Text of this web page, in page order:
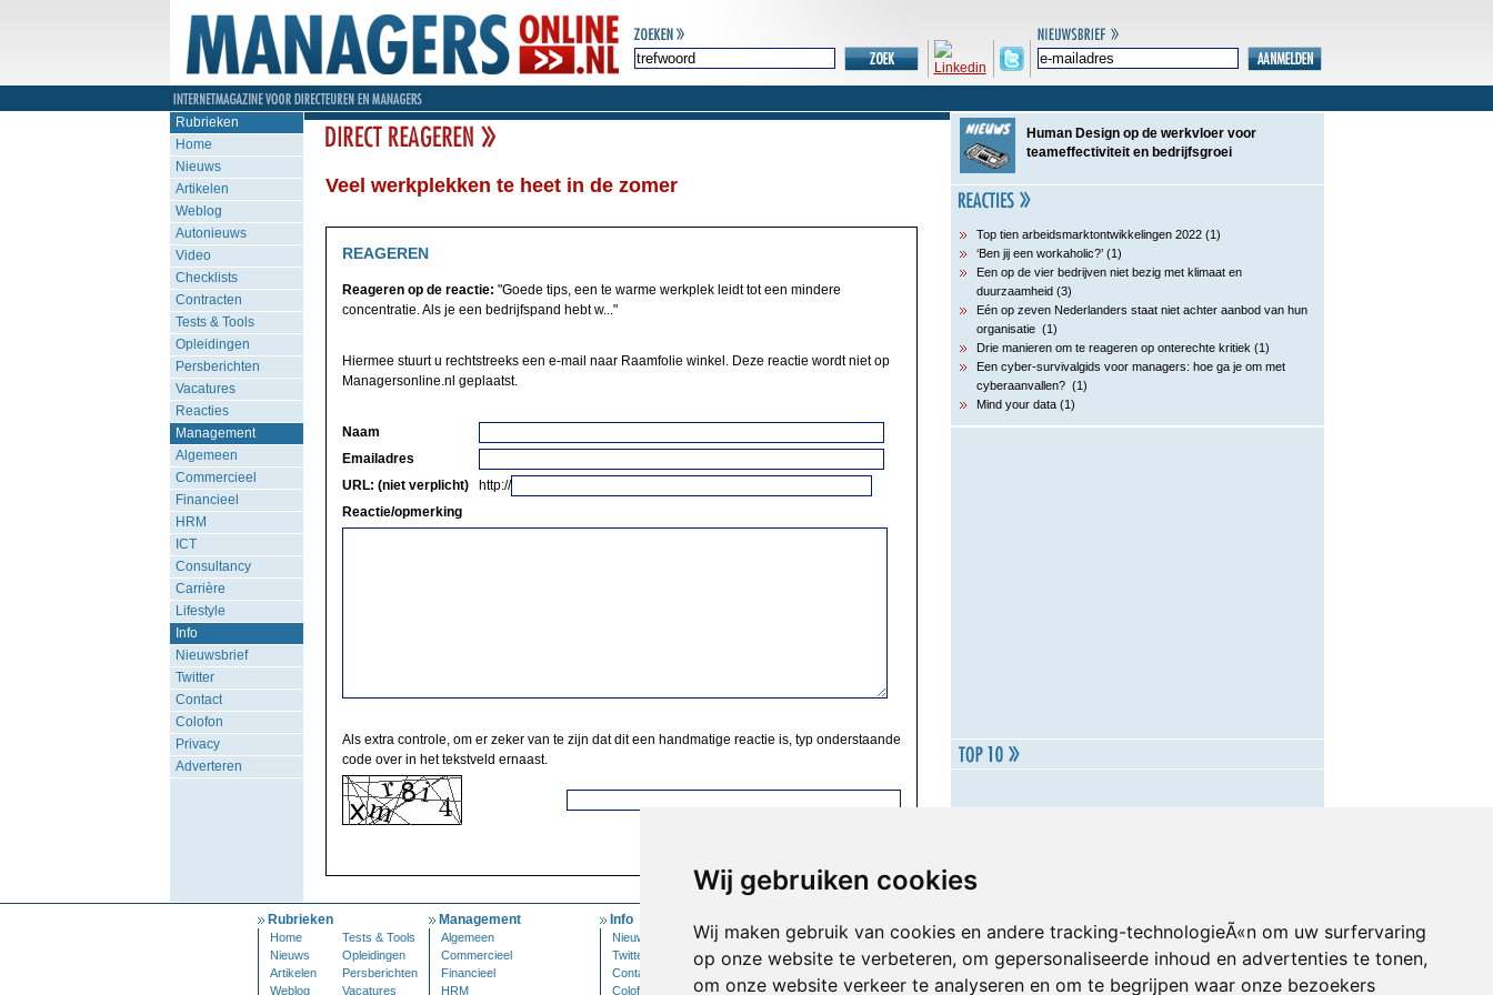
Wij gebruiken cookies
Wij maken gebruik van cookies en andere tracking-technologieÃ«n om uw surfervaring
op onze website te verbeteren, om gepersonaliseerde inhoud en advertenties te tonen,
om onze website verkeer te analyseren en om te begrijpen waar onze bezoekers
Rubrieken
Home
Nieuws
Artikelen
Weblog
Autonieuws
Video
Checklists
Contracten
Tests & Tools
Opleidingen
Persberichten
Vacatures
Reacties
Management
Algemeen
Commercieel
Financieel
HRM
ICT
Consultancy
Carrière
Lifestyle
Info
Nieuwsbrief
Twitter
Contact
Colofon
Privacy
Adverteren
Veel werkplekken te heet in de zomer
REAGEREN
Reageren op de reactie: "Goede tips, een te warme werkplek leidt tot een mindere
concentratie. Als je een bedrijfspand hebt w..."
Hiermee stuurt u rechtstreeks een e-mail naar Raamfolie winkel. Deze reactie wordt niet op
Managersonline.nl geplaatst.
Naam
Emailadres
URL: (niet verplicht)
http://
Reactie/opmerking
Als extra controle, om er zeker van te zijn dat dit een handmatige reactie is, typ onderstaande
code over in het tekstveld ernaast.
Human Design op de werkvloer voor
teameffectiviteit en bedrijfsgroei
Top tien arbeidsmarktontwikkelingen 2022 (1)
‘Ben jij een workaholic?’ (1)
Een op de vier bedrijven niet bezig met klimaat en
duurzaamheid (3)
Eén op zeven Nederlanders staat niet achter aanbod van hun
organisatie (1)
Drie manieren om te reageren op onterechte kritiek (1)
Een cyber-survivalgids voor managers: hoe ga je om met
cyberaanvallen? (1)
Mind your data (1)
Rubrieken
Home
Tests & Tools
Nieuws
Opleidingen
Artikelen
Persberichten
Weblog
Vacatures
Management
Algemeen
Commercieel
Financieel
HRM
Info
Nieuwsbrief
Twitter
Contact
Colofon
Inloggen